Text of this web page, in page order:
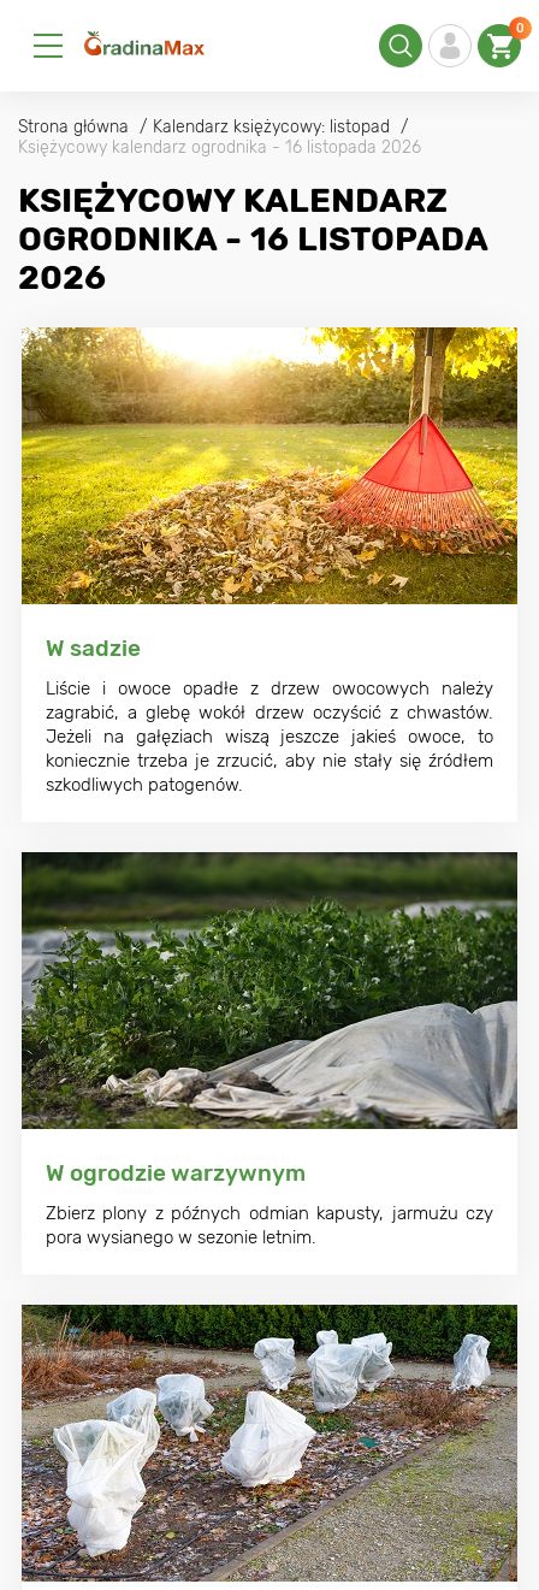
0
Strona główna
Kalendarz księżycowy: listopad
Księżycowy kalendarz ogrodnika - 16 listopada 2026
KSIĘŻYCOWY KALENDARZ
OGRODNIKA - 16 LISTOPADA
2026
W sadzie
Liście i owoce opadłe z drzew owocowych należy
zagrabić, a glebę wokół drzew oczyścić z chwastów.
Jeżeli na gałęziach wiszą jeszcze jakieś owoce, to
koniecznie trzeba je zrzucić, aby nie stały się źródłem
szkodliwych patogenów.
W ogrodzie warzywnym
Zbierz plony z późnych odmian kapusty, jarmużu czy
pora wysianego w sezonie letnim.